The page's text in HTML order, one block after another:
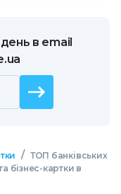
в email
/ ТОП банківських
бізнес-картки в